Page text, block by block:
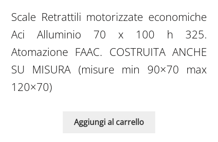
Scale Retrattili motorizzate economiche
Aci Alluminio 70 x 100 h 325.
Atomazione FAAC. COSTRUITA ANCHE
SU MISURA (misure min 90×70 max
120×70)
Aggiungi al carrello